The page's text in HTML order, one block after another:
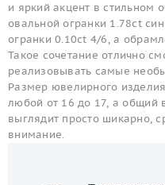
и яркий акцент в стильном
овальной огранки 1.78ct
огранки 0.10ct 4/6, а
Такое сочетание отлично
реализовывать самые
Размер ювелирного
любой от 16 до 17, а общий
выглядит просто шикарно,
внимание.